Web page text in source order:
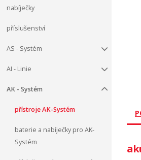
nabíječky
příslušenství
AS - Systém
AI - Linie
AK - Systém
přístroje AK-Systém
baterie a nabíječky pro AK-
Systém